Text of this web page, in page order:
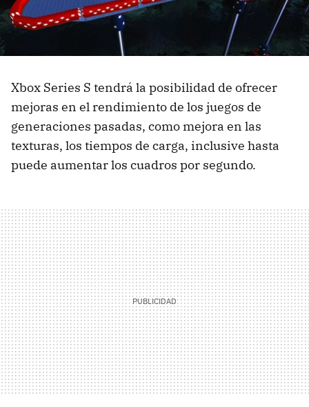
Xbox Series S tendrá la posibilidad de ofrecer
mejoras en el rendimiento de los juegos de
generaciones pasadas, como mejora en las
texturas, los tiempos de carga, inclusive hasta
puede aumentar los cuadros por segundo.